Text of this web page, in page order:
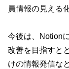
員情報の見える
今後は、Notion
改善を目指すと
けの情報発信な